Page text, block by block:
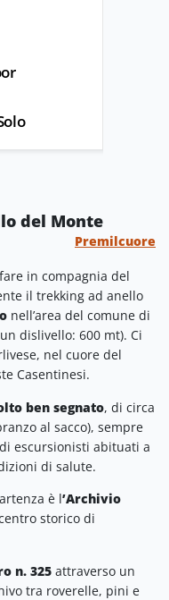
del Monte
Premilcuore
in compagnia del
il trekking ad anello
nell’area del comune di
dislivello: 600 mt). Ci
nel cuore del
Casentinesi.
ben segnato, di circa
al sacco), sempre
escursionisti abituati a
di salute.
è l’Archivio
storico di
n. 325 attraverso un
tra roverelle, pini e